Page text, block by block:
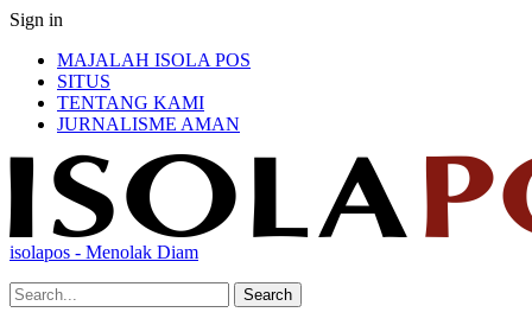
Sign in
MAJALAH ISOLA POS
SITUS
TENTANG KAMI
JURNALISME AMAN
isolapos - Menolak Diam